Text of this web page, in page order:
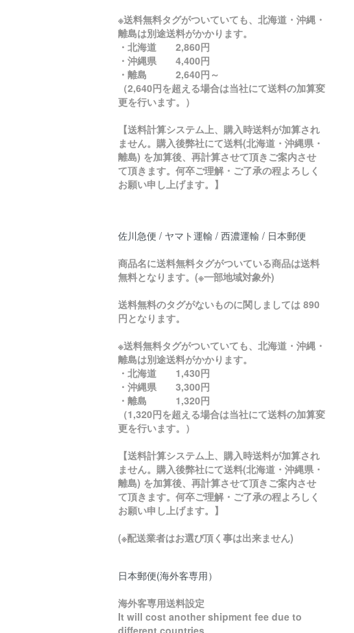
※送料無料タグがついていても、北海道・沖縄・
離島は別途送料がかかります。
・北海道 2,860円
・沖縄県 4,400円
・離島 2,640円～
（2,640円を超える場合は当社にて送料の加算変
更を行います。）
【送料計算システム上、購入時送料が加算され
ません。購入後弊社にて送料(北海道・沖縄県・
離島) を加算後、再計算させて頂きご案内させ
て頂きます。何卒ご理解・ご了承の程よろしく
お願い申し上げます。】
佐川急便 / ヤマト運輸 / 西濃運輸 / 日本郵便
商品名に送料無料タグがついている商品は送料
無料となります。(※一部地域対象外)
送料無料のタグがないものに関しましては 890
円となります。
※送料無料タグがついていても、北海道・沖縄・
離島は別途送料がかかります。
・北海道 1,430円
・沖縄県 3,300円
・離島 1,320円
（1,320円を超える場合は当社にて送料の加算変
更を行います。）
【送料計算システム上、購入時送料が加算され
ません。購入後弊社にて送料(北海道・沖縄県・
離島) を加算後、再計算させて頂きご案内させ
て頂きます。何卒ご理解・ご了承の程よろしく
お願い申し上げます。】
(※配送業者はお選び頂く事は出来ません)
日本郵便(海外客専用）
海外客専用送料設定
It will cost another shipment fee due to